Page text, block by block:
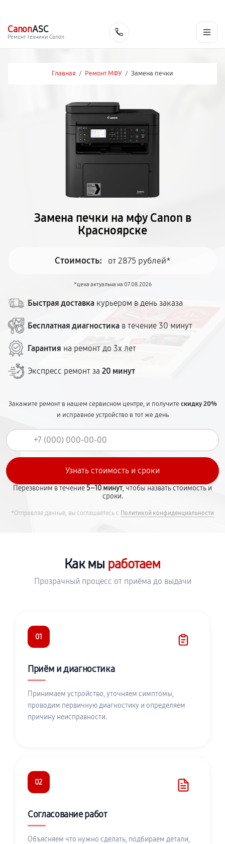
CanonASC
Ремонт техники Canon
Главная / Ремонт МФУ / Замена печки
Замена печки на мфу Canon в
Красноярске
Стоимость: от 2875 рублей*
*цена актуальна на 07.08.2026
Быстрая доставка курьером в день заказа
Бесплатная диагностика в течение 30 минут
Гарантия на ремонт до 3х лет
Экспресс ремонт за 20 минут
Закажите ремонт в нашем сервисном центре, и получитескидку 20%
и исправное устройство в тот же день
Перезвоним в течение5–10 минут, чтобы назвать стоимость и
сроки.
*Отправляя данные, вы соглашаетесь с Политикой конфиденциальности
Как мы работаем
Прозрачный процесс от приёма до выдачи
01
Приём и диагностика
Принимаем устройство, уточняем симптомы,
проводим первичную диагностику и определяем
причину неисправности.
02
Согласование работ
Объясняем что нужно сделать, подбираем детали,